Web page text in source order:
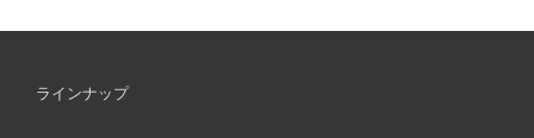
ラインナップ